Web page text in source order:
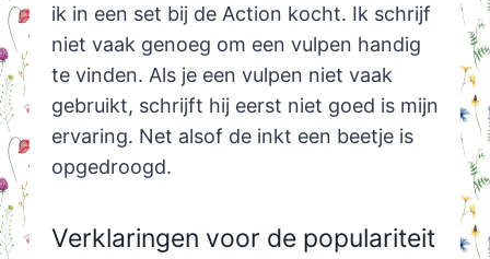
ik in een set bij de Action kocht. Ik schrijf
niet vaak genoeg om een vulpen handig
te vinden. Als je een vulpen niet vaak
gebruikt, schrijft hij eerst niet goed is mijn
ervaring. Net alsof de inkt een beetje is
opgedroogd.
Verklaringen voor de populariteit